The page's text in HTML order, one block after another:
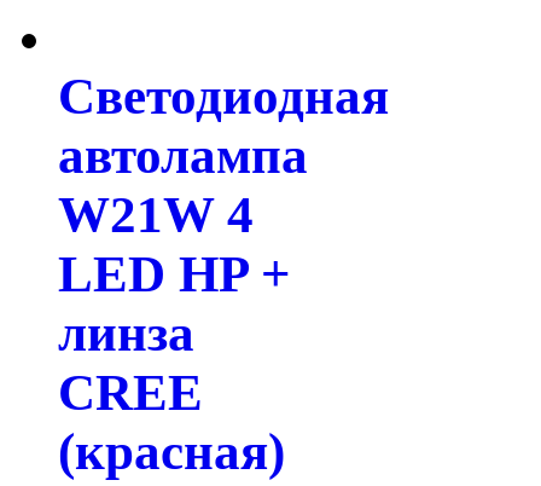
Светодиодная
автолампа
W21W 4
LED HP +
линза
CREE
(красная)